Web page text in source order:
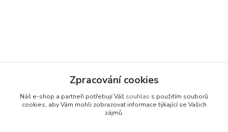
Zpracování cookies
Náš e-shop a partneři potřebují Váš souhlas s použitím souborů
cookies, aby Vám mohli zobrazovat informace týkající se Vašich
zájmů.